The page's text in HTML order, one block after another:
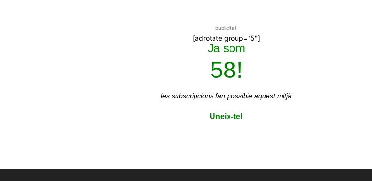
publicitat
[adrotate group="5"]
Ja som
58!
les subscripcions fan possible aquest mitjà
Uneix-te!